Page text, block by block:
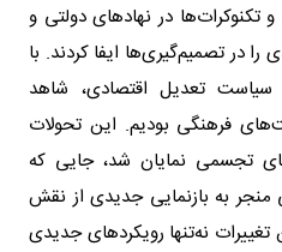
و تکنوکرات‌ها در نهادهای دولتی و
تصمیم‌گیری‌ها ایفا کردند. با
تعدیل اقتصادی، شاهد
فرهنگی بودیم. این تحولات
تجسمی نمایان شد، جایی که
به بازنمایی جدیدی از نقش
تغییرات نه‌تنها رویکردهای جدیدی